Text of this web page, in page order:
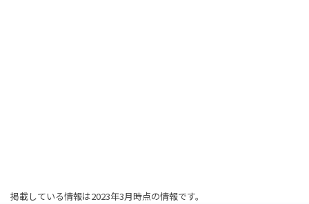
掲載している情報は2023年3月時点の情報です。